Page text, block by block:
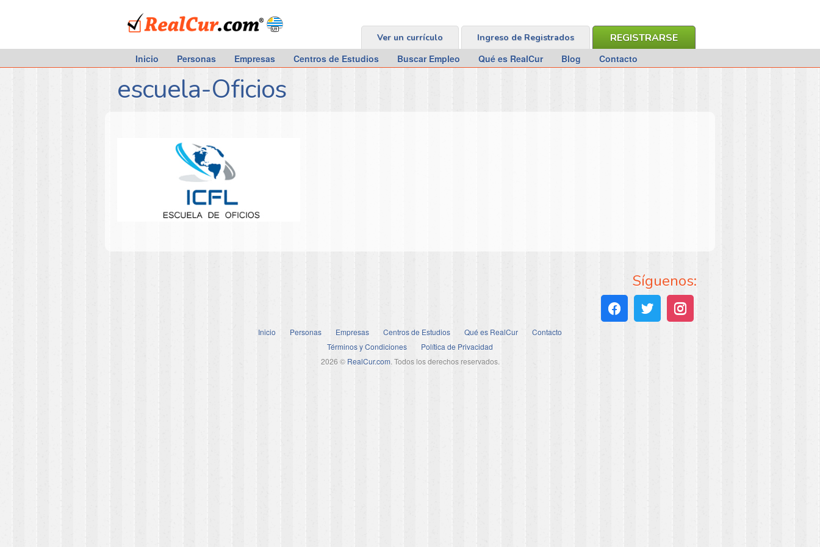
RealCur.com
REGISTRARSE
Ingreso de Registrados
Ver un currículo
Inicio Personas Empresas Centros de Estudios Buscar Empleo Qué es RealCur Blog Contacto
escuela-Oficios
Síguenos:
Inicio Personas Empresas Centros de Estudios Qué es RealCur
Contacto
Términos y Condiciones
Política de Privacidad
2026 © RealCur.com. Todos los derechos reservados.